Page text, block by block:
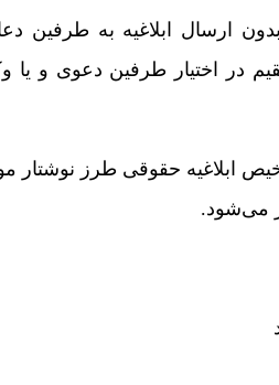
ارسال ابلاغیه به طرفین
در اختیار طرفین دعوی و یا
ابلاغیه‌ حقوقی طرز نوشتار
می‌شود.